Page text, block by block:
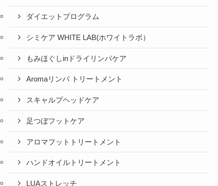
ダイエットプログラム
シミケア WHITE LAB(ホワイトラボ）
もみほぐしinドライリンパケア
Aromaリンパ トリートメント
スキャルプヘッドケア
足つぼフットケア
アロマフットトリートメント
ハンドオイルトリートメント
LUAストレッチ